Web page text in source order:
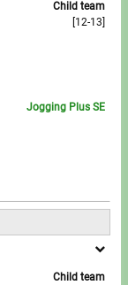
Child team
[12-13]
Jogging Plus SE
Child team